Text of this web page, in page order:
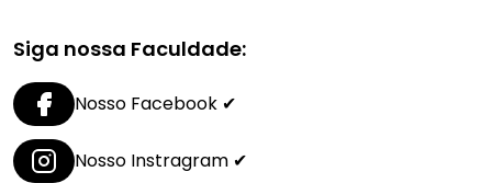
Siga nossa Faculdade:
Nosso Facebook ✔︎
Nosso Instragram ✔︎